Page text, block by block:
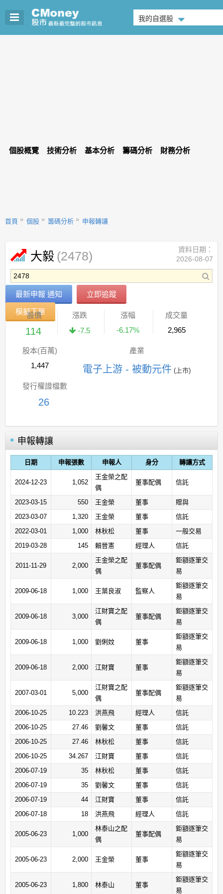
我的自選股
個股概覽 技術分析 基本分析 籌碼分析 財務分析
首頁 個股 籌碼分析 申報轉讓
大毅 (2478)
最新申報 通知 立即追蹤
模擬下單
資料日期：
2026-08-07
股價
114
漲跌
-7.5
漲幅
-6.17%
成交量
2,965
股本(百萬)
1,447
產業
電子上游 - 被動元件 (上市)
發行權證檔數
26
申報轉讓
日期 申報張數 申報人 身分 轉讓方式
2024-12-23 1,052
王金榮之配
偶
董事配偶 信託
2023-03-15 550 王金榮 董事
贈與
2023-03-07
1,320 王金榮 董事
信託
2022-03-01
1,000 林秋松 董事
一般交易
2019-03-28
145 賴晉憲 經理人 信託
2011-11-29 2,000
王金榮之配
偶
董事配偶
鉅額逐筆交
易
2009-06-18 1,000 王葉良淑 監察人
鉅額逐筆交
易
2009-06-18 3,000
江財寶之配
偶
董事配偶
鉅額逐筆交
易
2009-06-18 1,000 劉俐妏 董事
鉅額逐筆交
易
2009-06-18 2,000 江財寶 董事
鉅額逐筆交
易
2007-03-01 5,000
江財寶之配
偶
董事配偶
鉅額逐筆交
易
2006-10-25
10.223 洪燕飛 經理人
信託
2006-10-25
27.46 劉馨文 董事
信託
2006-10-25
27.46 林秋松 董事
信託
2006-10-25
34.267 江財寶 董事
信託
2006-07-19
35 林秋松 董事
信託
2006-07-19
35 劉馨文 董事
信託
2006-07-19
44 江財寶 董事
信託
2006-07-18
18 洪燕飛 經理人 信託
2005-06-23 1,000
林泰山之配
偶
董事配偶
鉅額逐筆交
易
2005-06-23 2,000 王金榮 董事
鉅額逐筆交
易
2005-06-23 1,800 林泰山 董事
鉅額逐筆交
易